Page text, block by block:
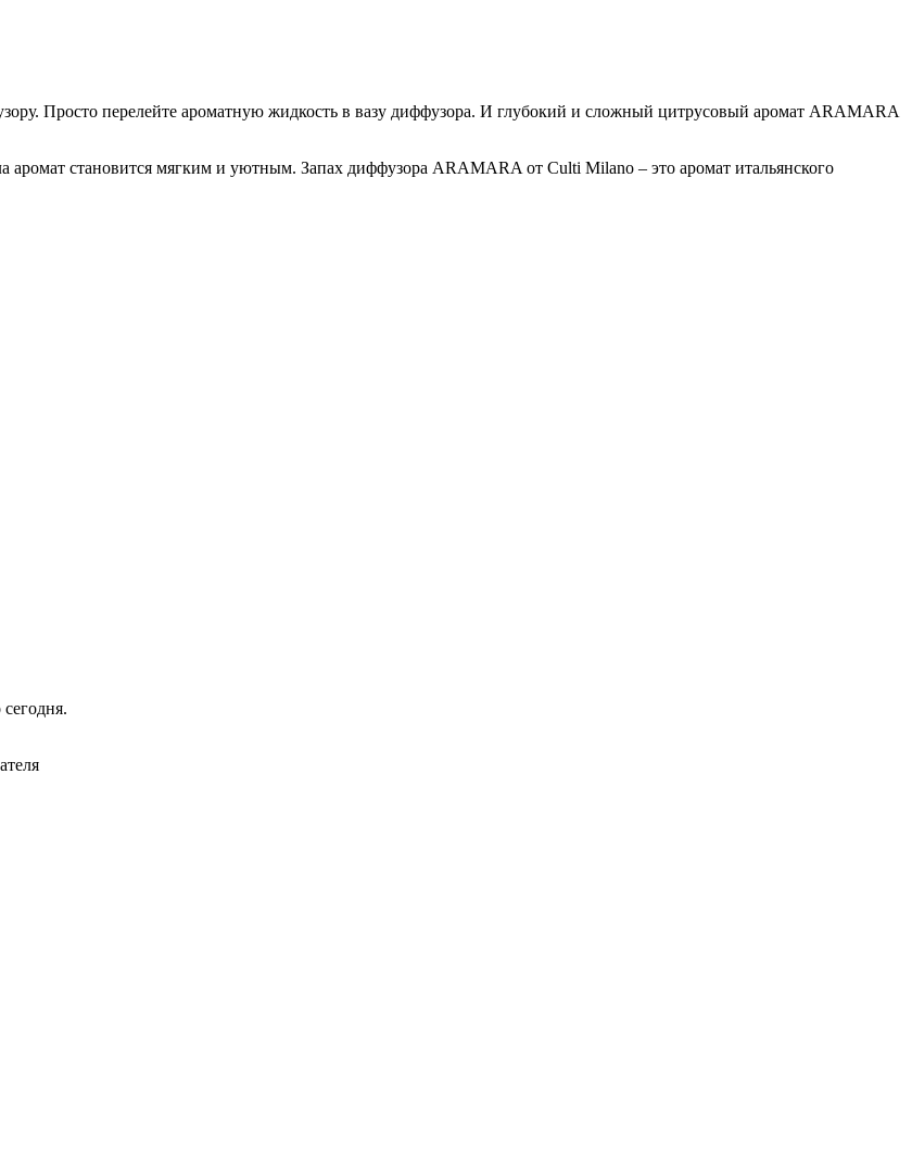
Просто перелейте ароматную жидкость в вазу диффузора. И глубокий и сложный цитрусовый аромат ARAMARA
аромат становится мягким и уютным. Запах диффузора ARAMARA от Culti Milano – это аромат итальянского